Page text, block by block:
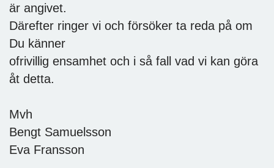
är angivet.
Därefter ringer vi och försöker ta reda på om
Du känner
ofrivillig ensamhet och i så fall vad vi kan göra
åt detta.
Mvh
Bengt Samuelsson
Eva Fransson